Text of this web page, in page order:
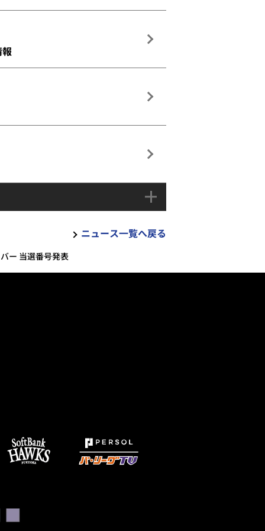
ニュース一覧へ戻る
ー 当選番号発表